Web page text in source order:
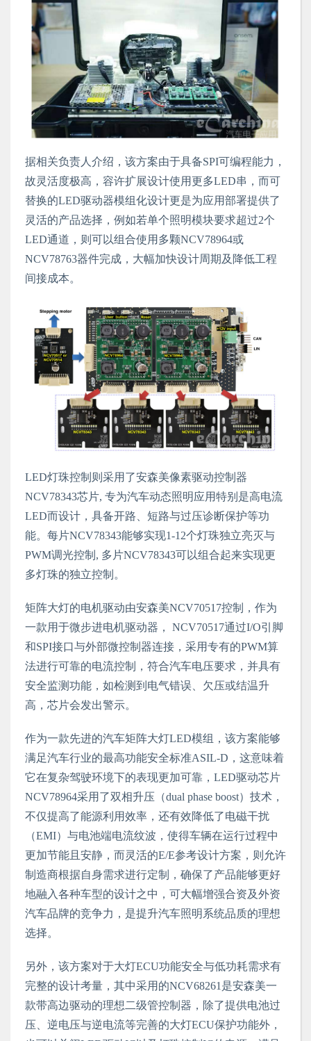
据相关负责人介绍，该方案由于具备SPI可编程能力，
故灵活度极高，容许扩展设计使用更多LED串，而可
替换的LED驱动器模组化设计更是为应用部署提供了
灵活的产品选择，例如若单个照明模块要求超过2个
LED通道，则可以组合使用多颗NCV78964或
NCV78763器件完成，大幅加快设计周期及降低工程
间接成本。
LED灯珠控制则采用了安森美像素驱动控制器
NCV78343芯片, 专为汽车动态照明应用特别是高电流
LED而设计，具备开路、短路与过压诊断保护等功
能。每片NCV78343能够实现1-12个灯珠独立亮灭与
PWM调光控制, 多片NCV78343可以组合起来实现更
多灯珠的独立控制。
矩阵大灯的电机驱动由安森美NCV70517控制，作为
一款用于微步进电机驱动器， NCV70517通过I/O引脚
和SPI接口与外部微控制器连接，采用专有的PWM算
法进行可靠的电流控制，符合汽车电压要求，并具有
安全监测功能，如检测到电气错误、欠压或结温升
高，芯片会发出警示。
作为一款先进的汽车矩阵大灯LED模组，该方案能够
满足汽车行业的最高功能安全标准ASIL-D，这意味着
它在复杂驾驶环境下的表现更加可靠，LED驱动芯片
NCV78964采用了双相升压（dual phase boost）技术，
不仅提高了能源利用效率，还有效降低了电磁干扰
（EMI）与电池端电流纹波，使得车辆在运行过程中
更加节能且安静，而灵活的E/E参考设计方案，则允许
制造商根据自身需求进行定制，确保了产品能够更好
地融入各种车型的设计之中，可大幅增强合资及外资
汽车品牌的竞争力，是提升汽车照明系统品质的理想
选择。
另外，该方案对于大灯ECU功能安全与低功耗需求有
完整的设计考量，其中采用的NCV68261是安森美一
款带高边驱动的理想二级管控制器，除了提供电池过
压、逆电压与逆电流等完善的大灯ECU保护功能外，